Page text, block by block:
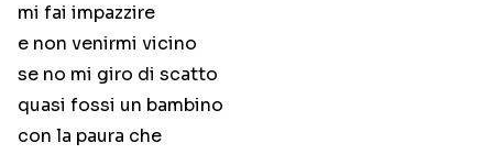
mi fai impazzire
e non venirmi vicino
se no mi giro di scatto
quasi fossi un bambino
con la paura che